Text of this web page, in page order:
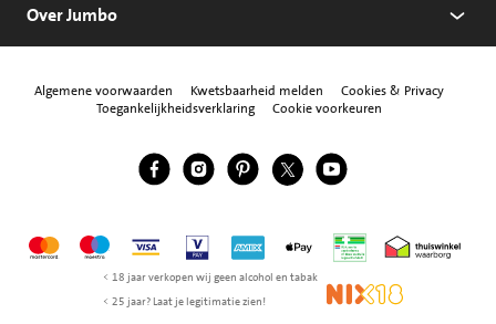
Over Jumbo
Algemene voorwaarden Kwetsbaarheid melden
Cookies & Privacy
Toegankelijkheidsverklaring
Cookie voorkeuren
Volg ons
Jumbo Facebook
Jumbo Instagram
Jumbo Pinterest
Jumbo Twitter
Jumbo YouTube
MastercardMaestroVisa Vpay American Express
Apple Pay Thuiswinkel
< 18 jaar verkopen wij geen alcohol en tabak
< 25 jaar? Laat je legitimatie zien!
NIX18